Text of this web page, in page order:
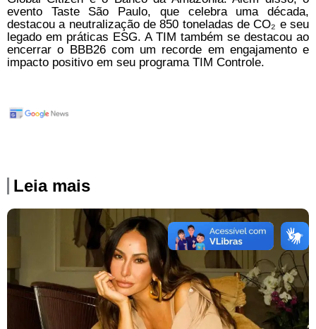
evento Taste São Paulo, que celebra uma década,
destacou a neutralização de 850 toneladas de CO₂ e seu
legado em práticas ESG. A TIM também se destacou ao
encerrar o BBB26 com um recorde em engajamento e
impacto positivo em seu programa TIM Controle.
Leia mais